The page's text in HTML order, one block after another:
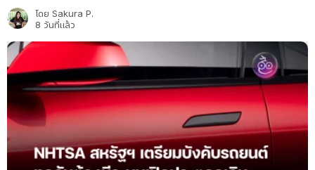
โดย Sakura P.
8 วันที่แล้ว